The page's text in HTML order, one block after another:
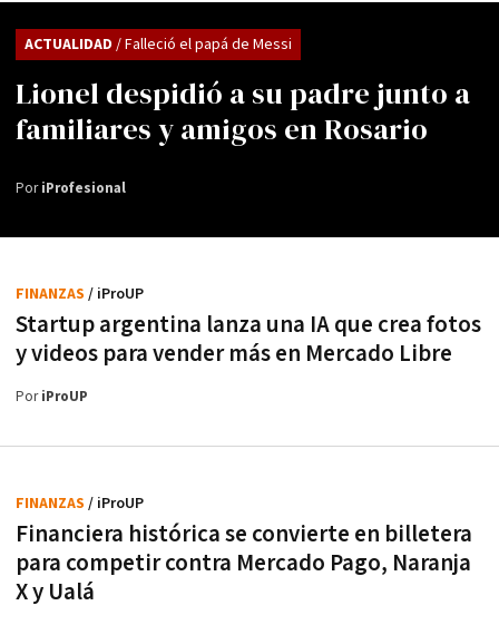
Lionel despidió a su padre junto a
familiares y amigos en Rosario
ACTUALIDAD / Falleció el papá de Messi
PoriProfesional
Startup argentina lanza una IA que crea fotos
y videos para vender más en Mercado Libre
FINANZAS / iProUP
PoriProUP
Financiera histórica se convierte en billetera
para competir contra Mercado Pago, Naranja
X y Ualá
FINANZAS / iProUP